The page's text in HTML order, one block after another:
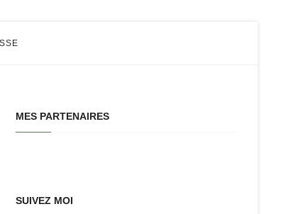
MES PARTENAIRES
SUIVEZ MOI